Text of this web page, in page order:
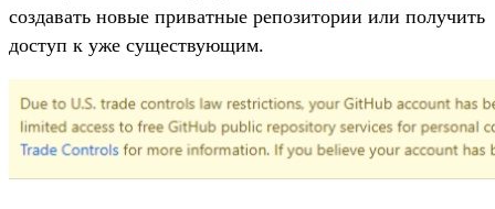
создавать новые приватные репозитории или получить
доступ к уже существующим.